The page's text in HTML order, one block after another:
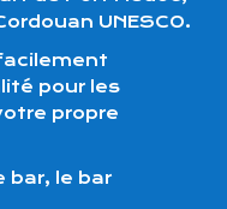
UNESCO.
pour les
propre
bar, le bar